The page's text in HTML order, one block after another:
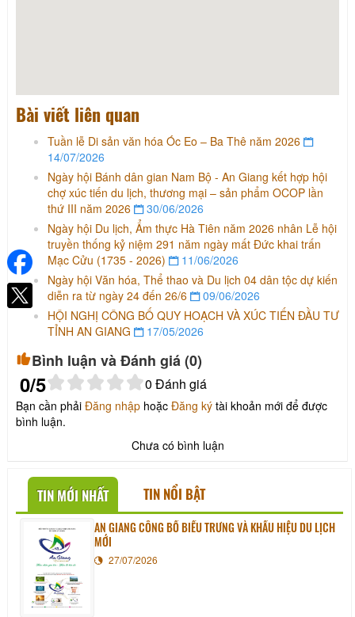
Bài viết liên quan
Tuần lễ Di sản văn hóa Óc Eo – Ba Thê năm 2026
14/07/2026
Ngày hội Bánh dân gian Nam Bộ - An Giang kết hợp hội
chợ xúc tiến du lịch, thương mại – sản phẩm OCOP lần
thứ III năm 2026
30/06/2026
Ngày hội Du lịch, Ẩm thực Hà Tiên năm 2026 nhân Lễ hội
truyền thống kỷ niệm 291 năm ngày mất Đức khai trấn
Mạc Cửu (1735 - 2026)
11/06/2026
Ngày hội Văn hóa, Thể thao và Du lịch 04 dân tộc dự kiến
diễn ra từ ngày 24 đến 26/6
09/06/2026
HỘI NGHỊ CÔNG BỐ QUY HOẠCH VÀ XÚC TIẾN ĐẦU TƯ
TỈNH AN GIANG
17/05/2026
Bình luận và Đánh giá (0)
0/5 0 Đánh giá
Bạn cần phải Đăng nhập hoặc Đăng ký tài khoản mới để được
bình luận.
Chưa có bình luận
TIN MỚI NHẤT TIN NỔI BẬT
AN GIANG CÔNG BỐ BIỂU TRƯNG VÀ KHẨU HIỆU DU LỊCH
MỚI
27/07/2026